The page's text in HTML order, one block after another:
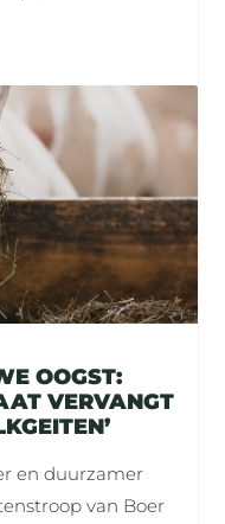
OOGST:
VERVANGT
en duurzamer
van Boer